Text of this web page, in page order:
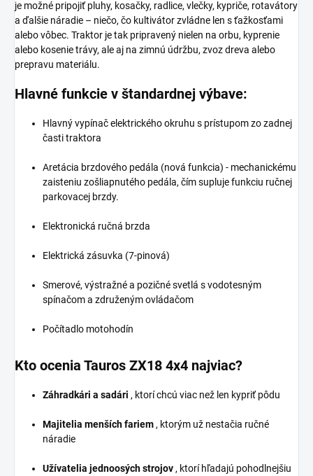
je možné pripojiť pluhy, kosačky, radlice, vlečky, kypriče, rotavátory
a ďalšie náradie – niečo, čo kultivátor zvládne len s ťažkosťami
alebo vôbec. Traktor je tak pripravený nielen na orbu, kyprenie
alebo kosenie trávy, ale aj na zimnú údržbu, zvoz dreva alebo
prepravu materiálu.
Hlavné funkcie v štandardnej výbave:
Hlavný vypínač elektrického okruhu s prístupom zo zadnej
časti traktora
Aretácia brzdového pedála (nová funkcia) - mechanickému
zaisteniu zošliapnutého pedála, čím supluje funkciu ručnej
parkovacej brzdy.
Elektronická ručná brzda
Elektrická zásuvka (7-pinová)
Smerové, výstražné a pozičné svetlá s vodotesným
spínačom a združeným ovládačom
Počítadlo motohodín
Kto ocenia Tauros ZX18 4x4 najviac?
Záhradkári a sadári , ktorí chcú viac než len kypriť pôdu
Majitelia menších fariem , ktorým už nestačia ručné
náradie
Užívatelia jednoosých strojov , ktorí hľadajú pohodlnejšiu